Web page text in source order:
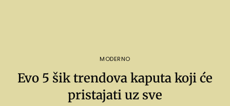
MODERNO
Evo 5 šik trendova kaputa koji će
pristajati uz sve